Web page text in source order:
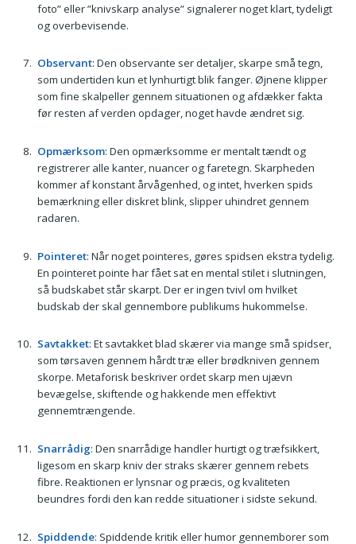
foto” eller ”knivskarp analyse” signalerer noget klart, tydeligt
og overbevisende.
Observant: Den observante ser detaljer, skarpe små tegn,
som undertiden kun et lynhurtigt blik fanger. Øjnene klipper
som fine skalpeller gennem situationen og afdækker fakta
før resten af verden opdager, noget havde ændret sig.
Opmærksom: Den opmærksomme er mentalt tændt og
registrerer alle kanter, nuancer og faretegn. Skarpheden
kommer af konstant årvågenhed, og intet, hverken spids
bemærkning eller diskret blink, slipper uhindret gennem
radaren.
Pointeret: Når noget pointeres, gøres spidsen ekstra tydelig.
En pointeret pointe har fået sat en mental stilet i slutningen,
så budskabet står skarpt. Der er ingen tvivl om hvilket
budskab der skal gennembore publikums hukommelse.
Savtakket: Et savtakket blad skærer via mange små spidser,
som tørsaven gennem hårdt træ eller brødkniven gennem
skorpe. Metaforisk beskriver ordet skarp men ujævn
bevægelse, skiftende og hakkende men effektivt
gennemtrængende.
Snarrådig: Den snarrådige handler hurtigt og træfsikkert,
ligesom en skarp kniv der straks skærer gennem rebets
fibre. Reaktionen er lynsnar og præcis, og kvaliteten
beundres fordi den kan redde situationer i sidste sekund.
Spiddende: Spiddende kritik eller humor gennemborer som